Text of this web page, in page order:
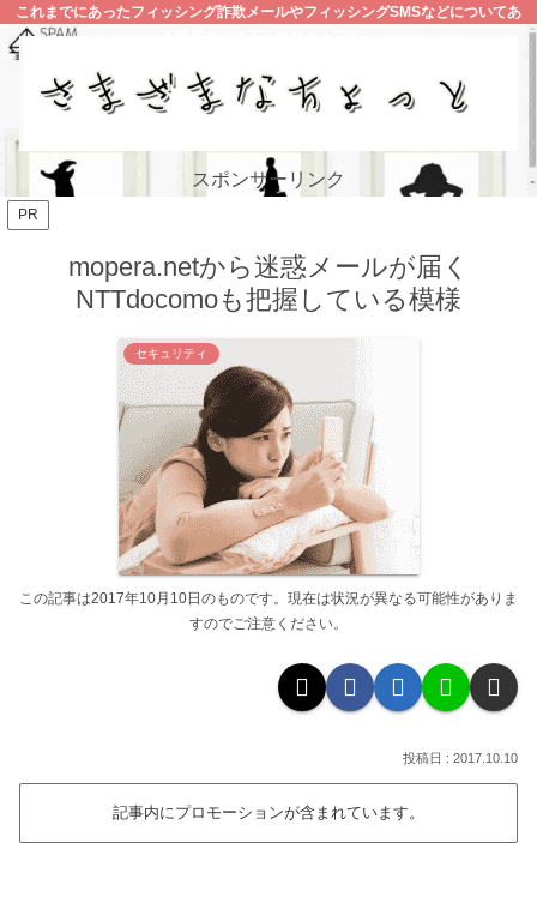
これまでにあったフィッシング詐欺メールやフィッシングSMSなどについてあ
スポンサーリンク
PR
mopera.netから迷惑メールが届く
NTTdocomoも把握している模様
セキュリティ
この記事は2017年10月10日のものです。現在は状況が異なる可能性がありま
すのでご注意ください。
2017.10.10
記事内にプロモーションが含まれています。